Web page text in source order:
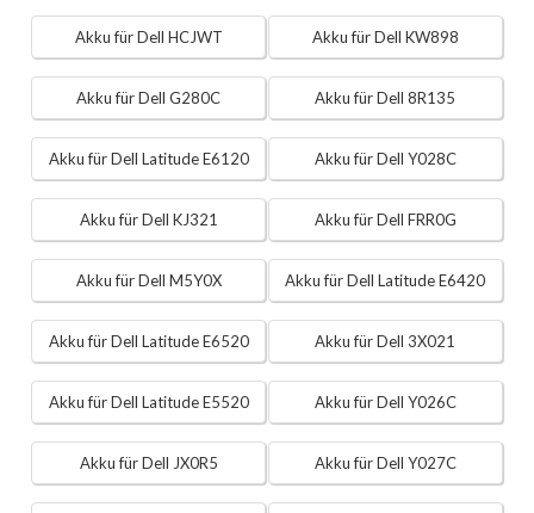
Akku für Dell HCJWT Akku für Dell KW898
Akku für Dell G280C Akku für Dell 8R135
Akku für Dell Latitude E6120 Akku für Dell Y028C
Akku für Dell KJ321 Akku für Dell FRR0G
Akku für Dell M5Y0X Akku für Dell Latitude E6420
Akku für Dell Latitude E6520 Akku für Dell 3X021
Akku für Dell Latitude E5520 Akku für Dell Y026C
Akku für Dell JX0R5 Akku für Dell Y027C